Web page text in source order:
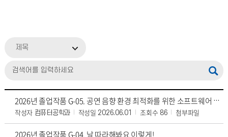
제목
2026년 졸업작품 G-05. 공연 음향 환경 최적화를 위한 소프트웨어 기반 지능형 튜닝 시스템 개발[최우수상]
작성자 컴퓨터공학과 작성일 2026.06.01 조회수 86 첨부파일
2026년 졸업작품 G-04. 날 따라해봐요 이렇게!